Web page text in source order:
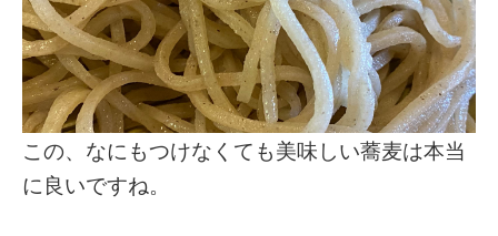
この、なにもつけなくても美味しい蕎麦は本当
に良いですね。